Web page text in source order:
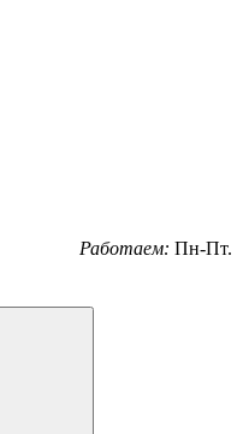
Работаем: Пн-Пт.